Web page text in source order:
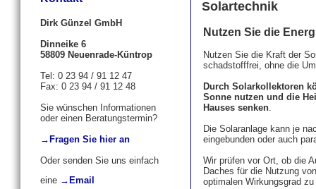
Dirk Günzel GmbH
Dinneike 6
58809 Neuenrade-Küntrop
Tel: 0 23 94 / 91 12 47
Fax: 0 23 94 / 91 12 48
Sie wünschen Informationen
oder einen Beratungstermin?
→Fragen Sie hier an
Oder senden Sie uns einfach
eine →Email
Solartechnik
Nutzen Sie die
Nutzen Sie die Kraft der
schadstofffrei, ohne die
Durch Solarkollektoren
Sonne nutzen und die
Hauses senken.
Die Solaranlage kann je
eingebunden oder auch
Wir prüfen vor Ort, ob die
Daches für die Nutzung
optimalen Wirkungsgrad